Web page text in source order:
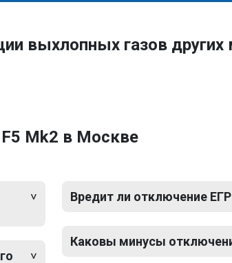
выхлопных газов
Mk2 в Москве
Вредит ли отключение
Каковы минусы